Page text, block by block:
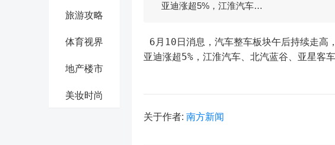
旅游攻略
体育视界
地产楼市
美妆时尚
亚迪涨超5%，江淮汽车…
6月10日消息，汽车整车板块午后持续走高
亚迪涨超5%，江淮汽车、北汽蓝谷、亚星客车
关于作者: 南方新闻